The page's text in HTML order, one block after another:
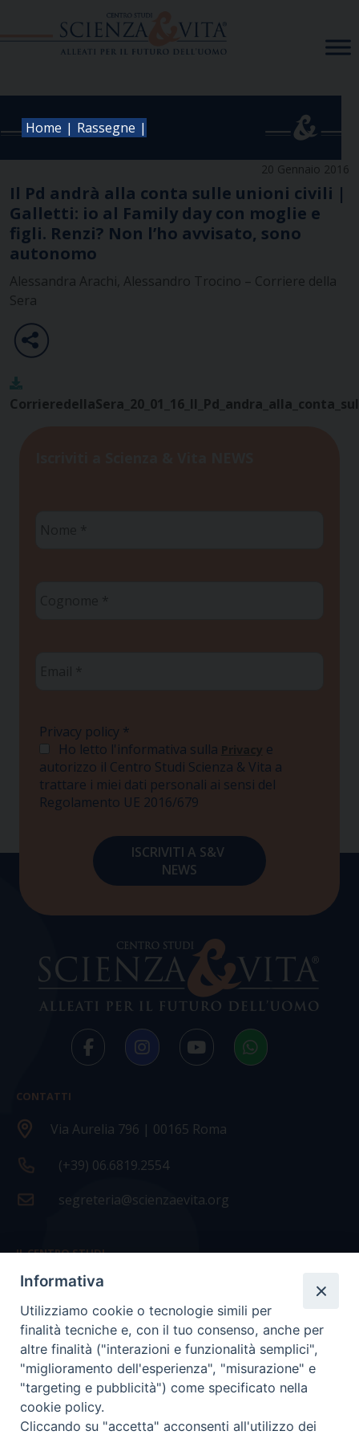
Home | Rassegne |
20 Gennaio 2016
Il Pd andrà alla conta sulle unioni civili |
Galletti: io al Family day con moglie e
figli. Renzi? Non l’ho avvisato, sono
autonomo
Alessandra Arachi, Alessandro Trocino – Corriere della
Sera
Privacy policy *
Ho letto l'informativa sulla Privacy e
autorizzo il Centro Studi Scienza & Vita a
trattare i miei dati personali ai sensi del
Regolamento UE 2016/679
CONTATTI
Via Aurelia 796 | 00165 Roma
(+39) 06.6819.2554
segreteria@scienzaevita.org
IL CENTRO STUDI
La nostra storia
Statuto
Presidenza e ufficio presidenza
Consiglio scientifico
Coordinamento nazionale
Informativa
Utilizziamo cookie o tecnologie simili per
finalità tecniche e, con il tuo consenso, anche per
altre finalità ("interazioni e funzionalità semplici",
"miglioramento dell'esperienza", "misurazione" e
"targeting e pubblicità") come specificato nella
cookie policy.
Cliccando su "accetta" acconsenti all'utilizzo dei